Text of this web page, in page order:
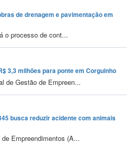
de drenagem e pavimentação em
o processo de cont...
3,3 milhões para ponte em Corguinho
de Gestão de Empreen...
busca reduzir acidente com animais
Empreendimentos (A...